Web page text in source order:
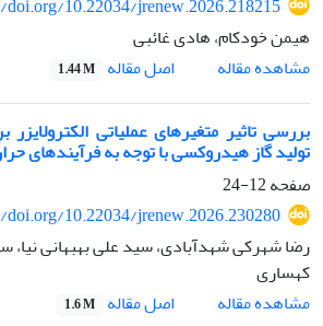
هیمن خودکام، هادی غائبی
مشاهده مقاله
اصل مقاله 1.44 M
بررسی تاثیر متغیرهای عملیاتی
تولید گاز هیدروکسی با توجه به فرآیندهای
صفحه12-24
10.22034/jrenew.2026.230280
رضا شهرکی شهدآبادی، سید علی بهبهانی
کهساری
مشاهده مقاله
اصل مقاله 1.6 M